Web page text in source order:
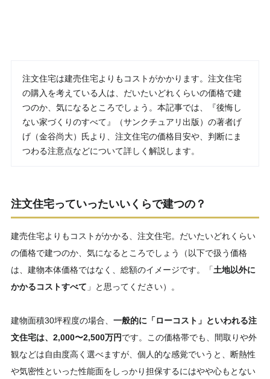
注文住宅は建売住宅よりもコストがかかります。注文住宅
の購入を考えている人は、だいたいどれくらいの価格で建
つのか、気になるところでしょう。本記事では、『後悔し
ない家づくりのすべて』（サンクチュアリ出版）の著者げ
げ（⾦⾕尚⼤）氏より、注文住宅の価格目安や、判断にま
つわる注意点などについて詳しく解説します。
注文住宅っていったいいくらで建つの？
建売住宅よりもコストがかかる、注文住宅。だいたいどれくらい
の価格で建つのか、気になるところでしょう（以下で扱う価格
は、建物本体価格ではなく、総額のイメージです。「土地以外に
かかるコストすべて 」と思ってください）。
建物面積30坪程度の場合、 一般的に「ローコスト」といわれる注
文住宅は、2,000〜2,500万円です。この価格帯でも、間取りや外
観などは自由度高く選べますが、個人的な感覚でいうと、断熱性
や気密性といった性能面をしっかり担保するにはやや心もとない